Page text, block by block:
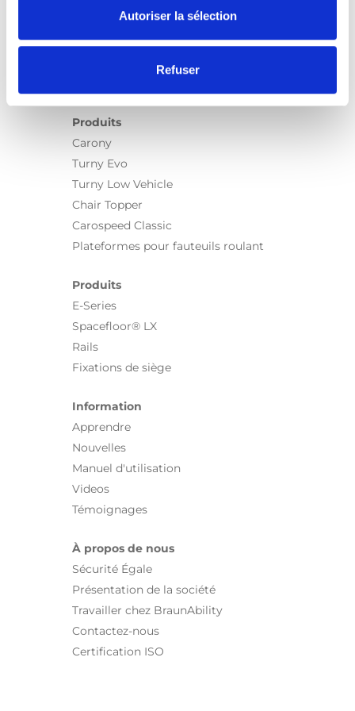
Autoriser la sélection
Refuser
Produits
Carony
Turny Evo
Turny Low Vehicle
Chair Topper
Carospeed Classic
Plateformes pour fauteuils roulant
Produits
E-Series
Spacefloor® LX
Rails
Fixations de siège
Information
Apprendre
Nouvelles
Manuel d'utilisation
Videos
Témoignages
À propos de nous
Sécurité Égale
Présentation de la société
Travailler chez BraunAbility
Contactez-nous
Certification ISO